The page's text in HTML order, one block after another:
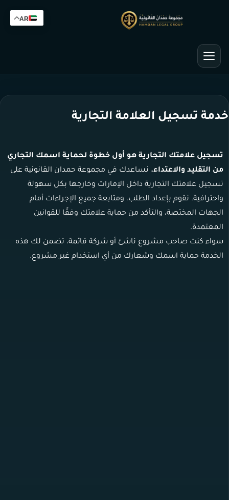
خدمة تسجيل العلامة التجارية
تسجيل علامتك التجارية هو أول خطوة لحماية اسمك التجاري
من التقليد والاعتداء. نساعدك في مجموعة حمدان القانونية على
تسجيل علامتك التجارية داخل الإمارات وخارجها بكل سهولة
واحترافية. نقوم بإعداد الطلب، ومتابعة جميع الإجراءات أمام
الجهات المختصة، والتأكد من حماية علامتك وفقًا للقوانين
المعتمدة.
سواء كنت صاحب مشروع ناشئ أو شركة قائمة، تضمن لك هذه
الخدمة حماية اسمك وشعارك من أي استخدام غير مشروع.
AR